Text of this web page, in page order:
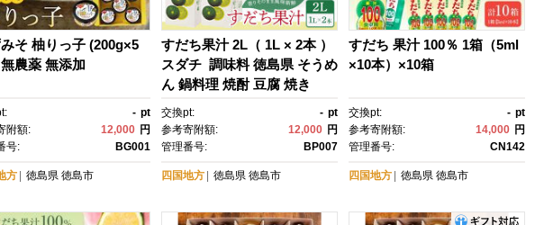
そ 柚りっ子 (200g×5
農薬 無添加
- pt
附額:
12,000 円
号:
BG001
方 徳島県 徳島市
すだち果汁 2L（ 1L × 2本 ）
スダチ 調味料 徳島県 そうめ
ん 鍋料理 焼酎 豆腐 焼き
魚 ジュース
交換pt: - pt
参考寄附額:
12,000 円
管理番号:
BP007
四国地方 徳島県 徳島市
すだち 果汁 100％ 1箱（5ml
×10本）×10箱
交換pt: - pt
参考寄附額:
14,000 円
管理番号:
CN142
四国地方 徳島県 徳島市